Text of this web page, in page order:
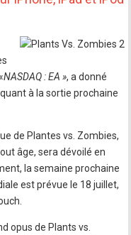
NASDAQ : EA », a donné
à la sortie prochaine
de Plantes vs. Zombies,
âge, sera dévoilé en
la semaine prochaine
est prévue le 18 juillet,
opus de Plants vs.